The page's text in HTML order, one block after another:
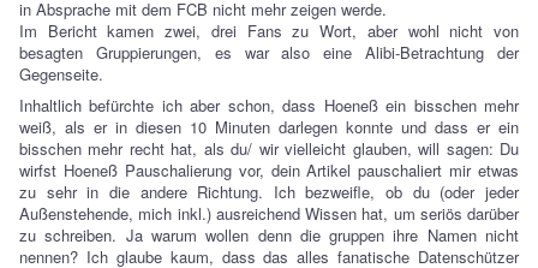
in Absprache mit dem FCB nicht mehr zeigen werde.
Im Bericht kamen zwei, drei Fans zu Wort, aber wohl nicht von
besagten Gruppierungen, es war also eine Alibi-Betrachtung der
Gegenseite.
Inhaltlich befürchte ich aber schon, dass Hoeneß ein bisschen mehr
weiß, als er in diesen 10 Minuten darlegen konnte und dass er ein
bisschen mehr recht hat, als du/ wir vielleicht glauben, will sagen: Du
wirfst Hoeneß Pauschalierung vor, dein Artikel pauschaliert mir etwas
zu sehr in die andere Richtung. Ich bezweifle, ob du (oder jeder
Außenstehende, mich inkl.) ausreichend Wissen hat, um seriös darüber
zu schreiben. Ja warum wollen denn die gruppen ihre Namen nicht
nennen? Ich glaube kaum, dass das alles fanatische Datenschützer